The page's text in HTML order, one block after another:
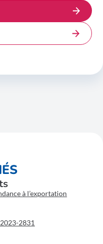
à l’exportation
2831